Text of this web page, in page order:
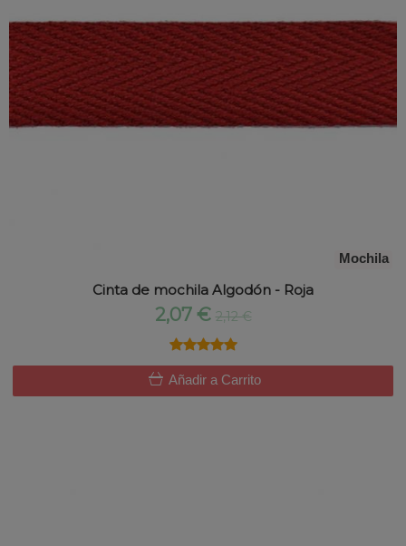
Mochila
Cinta de mochila Algodón - Roja
2,07 € 2,12 €
★★★★★
★★★★★
Añadir a Carrito